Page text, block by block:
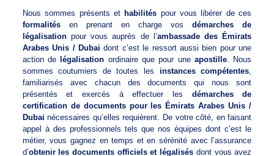
Nous sommes présents et habilités pour vous libérer de ces
formalitésen prenant en charge vosdémarches de
légalisationpour vous auprès de l’ambassade des Émirats
Arabes Unis / Dubai dont c’est le ressort aussi bien pour une
action de
légalisation ordinaire que pour une apostille. Nous
sommes coutumiers de toutes les instances compétentes,
familiarisés avec chacun des documents qui nous sont
présentés et exercés à effectuer les démarches de
certification de documents pour les Émirats Arabes Unis /
Dubai nécessaires qu’elles requièrent. De votre côté, en faisant
appel à des professionnels tels que nos équipes dont c’est le
métier, vous gagnez en temps et en sérénité avec l’assurance
d’obtenir les documents officiels et légalisés dont vous avez